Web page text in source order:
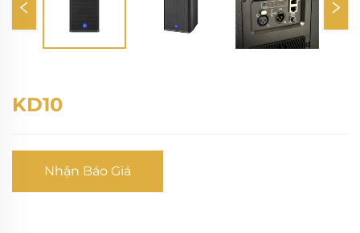
KD10
Nhận Báo Giá